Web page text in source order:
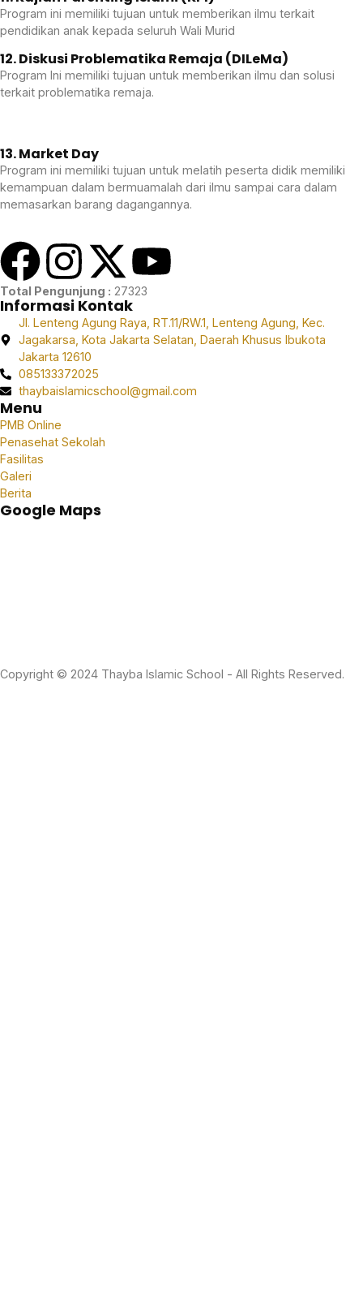
Program ini memiliki tujuan untuk memberikan ilmu terkait
pendidikan anak kepada seluruh Wali Murid
12. Diskusi Problematika Remaja (DILeMa)
Program Ini memiliki tujuan untuk memberikan ilmu dan solusi
terkait problematika remaja.
13. Market Day
Program ini memiliki tujuan untuk melatih peserta didik memiliki
kemampuan dalam bermuamalah dari ilmu sampai cara dalam
memasarkan barang dagangannya.
Total Pengunjung : 27323
Informasi Kontak
Jl. Lenteng Agung Raya, RT.11/RW.1, Lenteng Agung, Kec.
Jagakarsa, Kota Jakarta Selatan, Daerah Khusus Ibukota
Jakarta 12610
085133372025
thaybaislamicschool@gmail.com
Menu
PMB Online
Penasehat Sekolah
Fasilitas
Galeri
Berita
Google Maps
Copyright © 2024 Thayba Islamic School - All Rights Reserved.